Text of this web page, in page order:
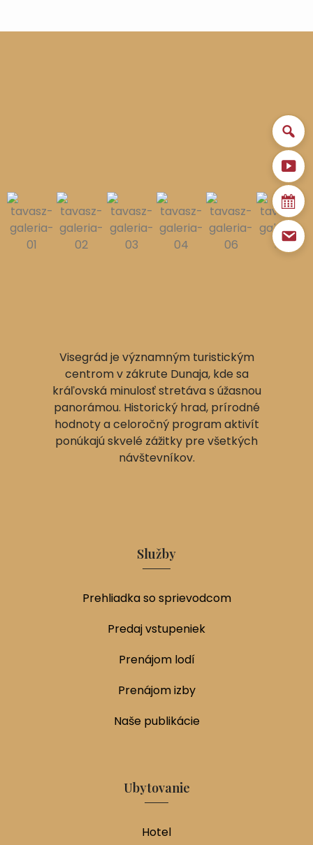
Visegrád je významným turistickým
centrom v zákrute Dunaja, kde sa
kráľovská minulosť stretáva s úžasnou
panorámou. Historický hrad, prírodné
hodnoty a celoročný program aktivít
ponúkajú skvelé zážitky pre všetkých
návštevníkov.
Služby
Prehliadka so sprievodcom
Predaj vstupeniek
Prenájom lodí
Prenájom izby
Naše publikácie
Ubytovanie
Hotel